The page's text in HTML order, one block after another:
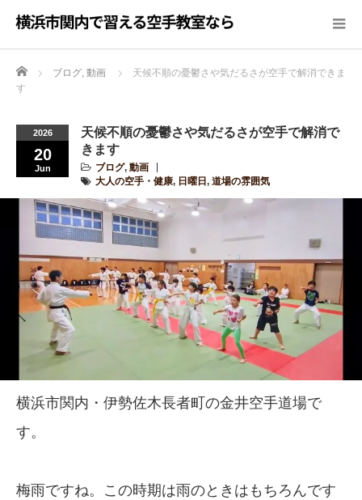
Home ブログ, 動画
天候不順の憂鬱さや気だるさが空手で解消できま
す
2026
20
Jun
天候不順の憂鬱さや気だるさが空手で解消で
きます
ブログ, 動画
大人の空手・健康, 日曜日 , 道場の雰囲気
横浜市関内・伊勢佐木長者町の金井空手道場で
す。
梅雨ですね。この時期は雨のときはもちろんです